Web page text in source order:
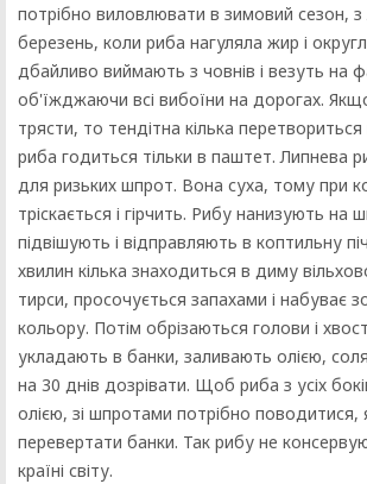
потрібно виловлювати в зимовий сезон,
березень, коли риба нагуляла жир і
дбайливо виймають з човнів і везуть на
об'їжджаючи всі вибоїни на дорогах.
трясти, то тендітна кілька
риба годиться тільки в паштет. Липнева
для ризьких шпрот. Вона суха, тому при
тріскається і гірчить. Рибу нанизують на
підвішують і відправляють в коптильну
хвилин кілька знаходиться в диму
тирси, просочується запахами і набуває
кольору. Потім обрізаються голови і
укладають в банки, заливають олією,
на 30 днів дозрівати. Щоб риба з усіх
олією, зі шпротами потрібно поводитися,
перевертати банки. Так рибу не
країні світу.